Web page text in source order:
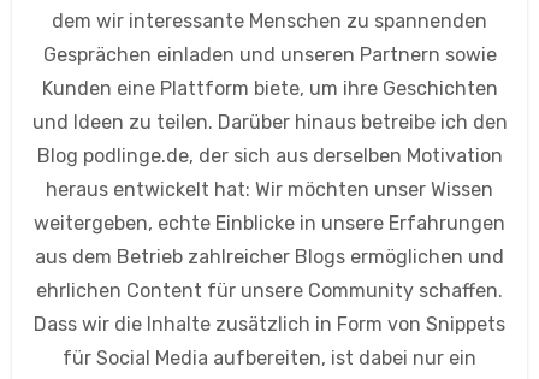
dem wir interessante Menschen zu spannenden
Gesprächen einladen und unseren Partnern sowie
Kunden eine Plattform biete, um ihre Geschichten
und Ideen zu teilen. Darüber hinaus betreibe ich den
Blog podlinge.de, der sich aus derselben Motivation
heraus entwickelt hat: Wir möchten unser Wissen
weitergeben, echte Einblicke in unsere Erfahrungen
aus dem Betrieb zahlreicher Blogs ermöglichen und
ehrlichen Content für unsere Community schaffen.
Dass wir die Inhalte zusätzlich in Form von Snippets
für Social Media aufbereiten, ist dabei nur ein